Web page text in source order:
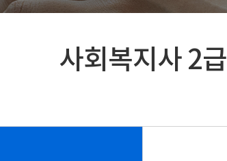
사회복지사 2급